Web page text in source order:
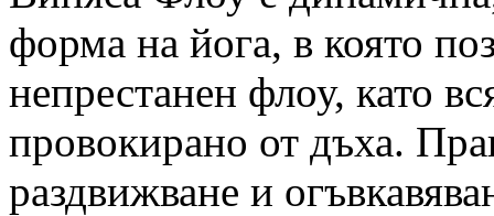
форма на йога, в която
непрестанен флоу, като
провокирано от дъха.
раздвижване и